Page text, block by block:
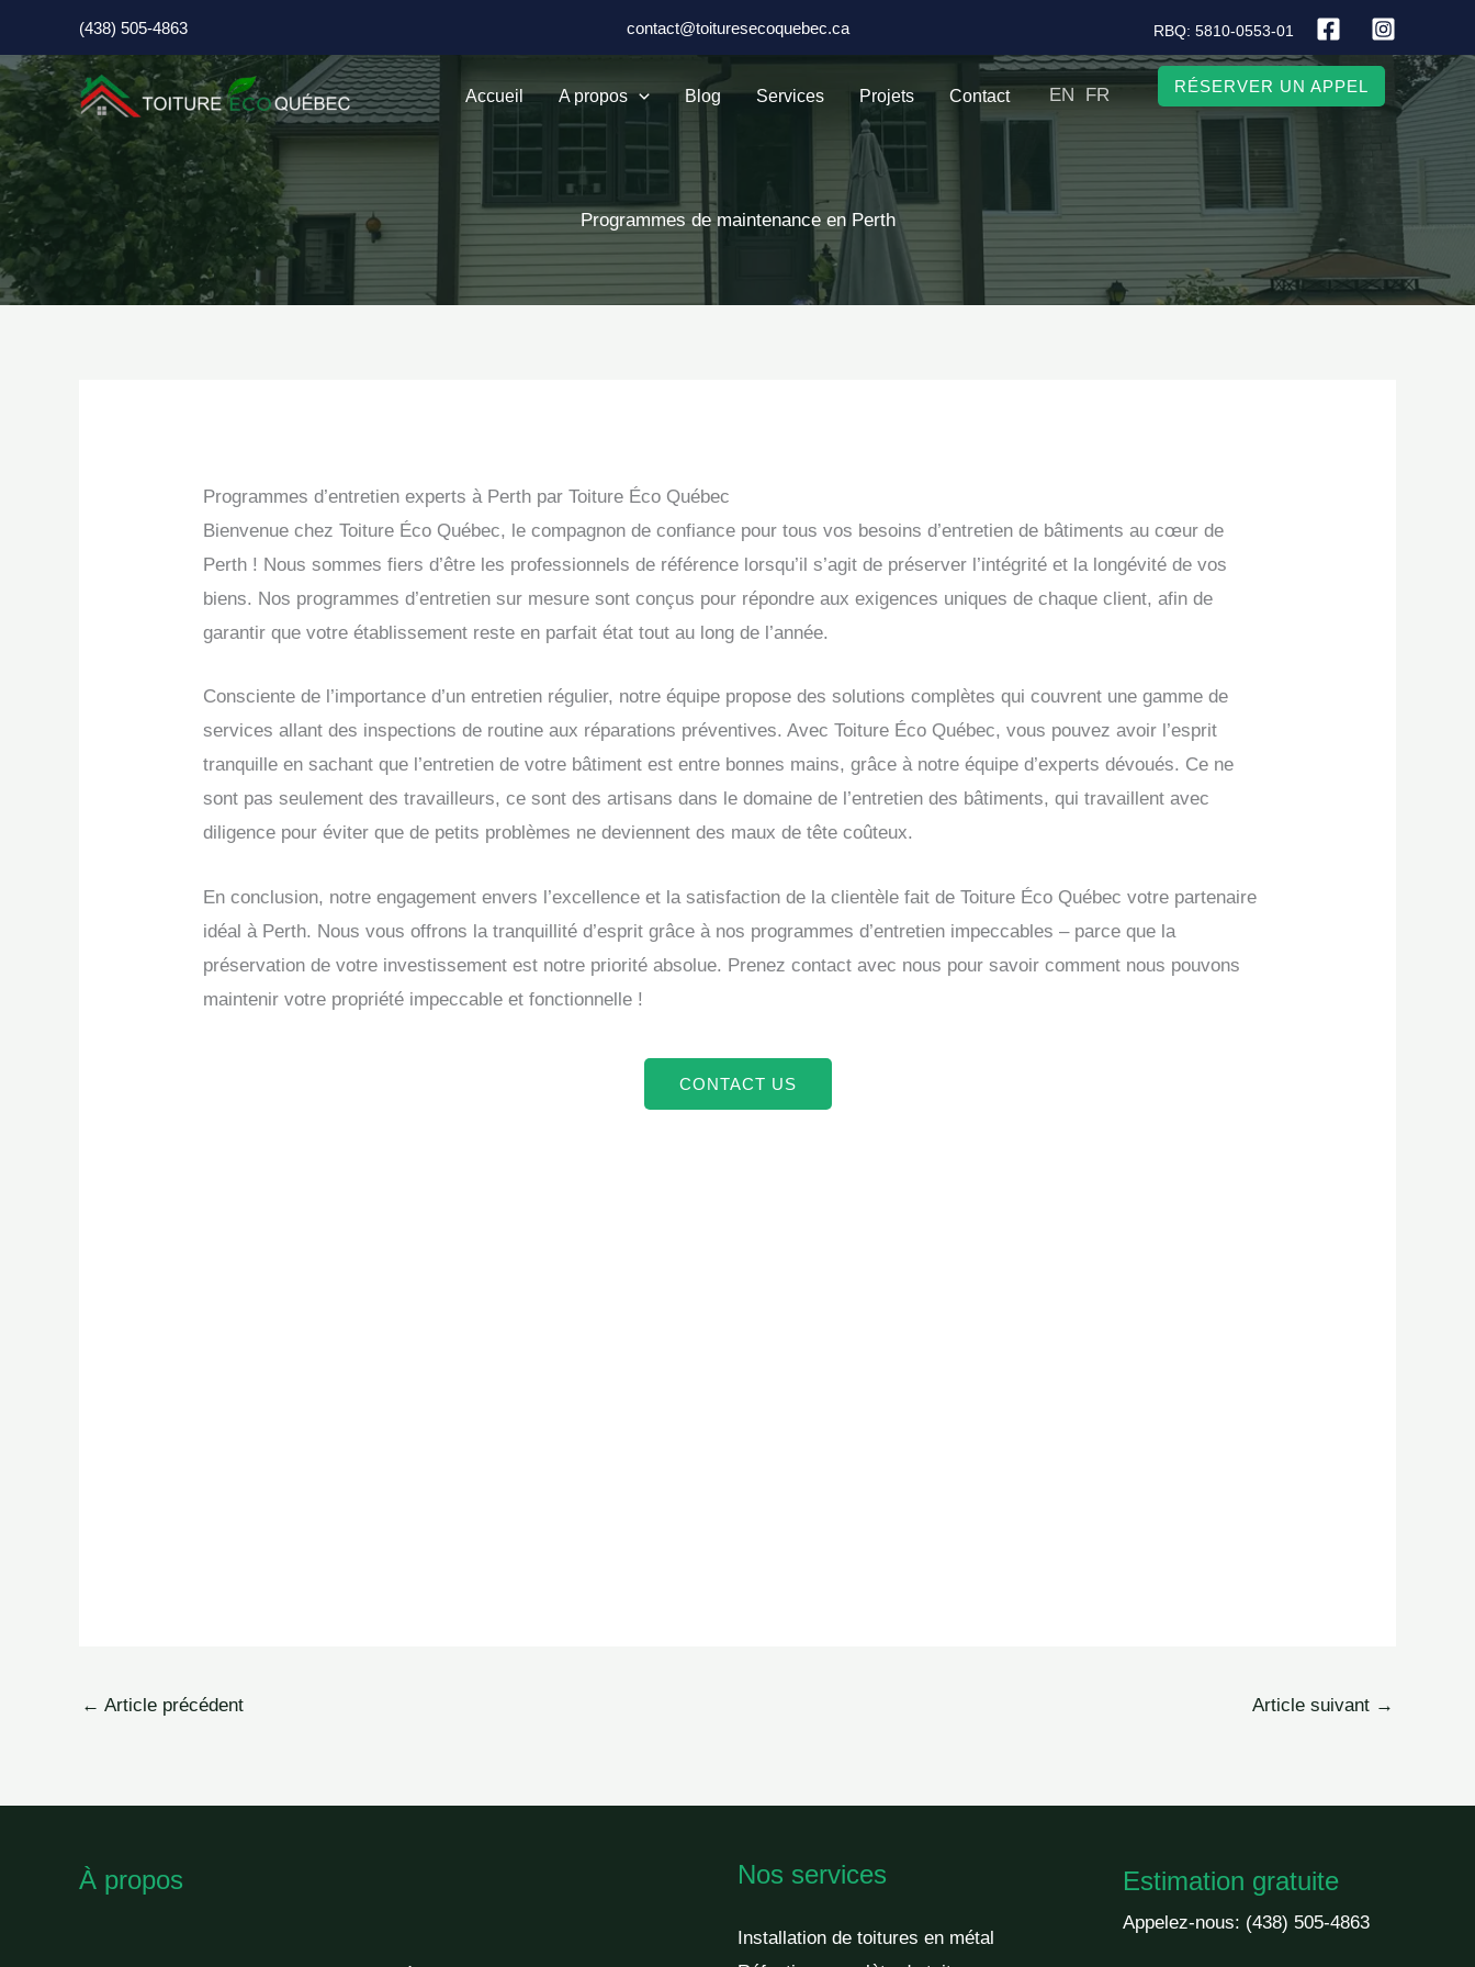
au
contenu
(438) 505-4863 contact@toituresecoquebec.ca RBQ: 5810-0553-01
Accueil A propos Blog Services Projets Contact EN FR RÉSERVER UN APPEL
Programmes de maintenance en Perth
Programmes d’entretien experts à Perth par Toiture Éco Québec
Bienvenue chez Toiture Éco Québec, le compagnon de confiance pour tous vos besoins d’entretien de bâtiments au cœur de
Perth ! Nous sommes fiers d’être les professionnels de référence lorsqu’il s’agit de préserver l’intégrité et la longévité de vos
biens. Nos programmes d’entretien sur mesure sont conçus pour répondre aux exigences uniques de chaque client, afin de
garantir que votre établissement reste en parfait état tout au long de l’année.
Consciente de l’importance d’un entretien régulier, notre équipe propose des solutions complètes qui couvrent une gamme de
services allant des inspections de routine aux réparations préventives. Avec Toiture Éco Québec, vous pouvez avoir l’esprit
tranquille en sachant que l’entretien de votre bâtiment est entre bonnes mains, grâce à notre équipe d’experts dévoués. Ce ne
sont pas seulement des travailleurs, ce sont des artisans dans le domaine de l’entretien des bâtiments, qui travaillent avec
diligence pour éviter que de petits problèmes ne deviennent des maux de tête coûteux.
En conclusion, notre engagement envers l’excellence et la satisfaction de la clientèle fait de Toiture Éco Québec votre partenaire
idéal à Perth. Nous vous offrons la tranquillité d’esprit grâce à nos programmes d’entretien impeccables – parce que la
préservation de votre investissement est notre priorité absolue. Prenez contact avec nous pour savoir comment nous pouvons
maintenir votre propriété impeccable et fonctionnelle !
CONTACT US
← Article précédent Article suivant →
À propos Nos services
Installation de toitures en métal
Estimation gratuite
Appelez-nous: (438) 505-4863